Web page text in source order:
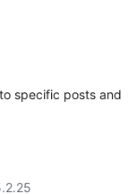
specific posts and